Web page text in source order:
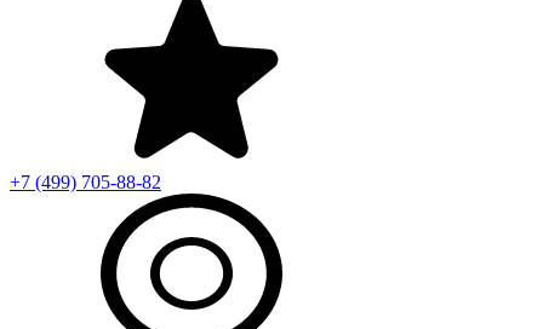
+7 (499) 705-88-82